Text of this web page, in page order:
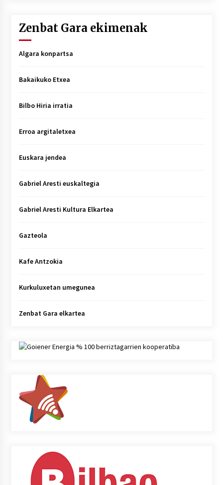
Zenbat Gara ekimenak
Algara konpartsa
Bakaikuko Etxea
Bilbo Hiria irratia
Erroa argitaletxea
Euskara jendea
Gabriel Aresti euskaltegia
Gabriel Aresti Kultura Elkartea
Gazteola
Kafe Antzokia
Kurkuluxetan umegunea
Zenbat Gara elkartea